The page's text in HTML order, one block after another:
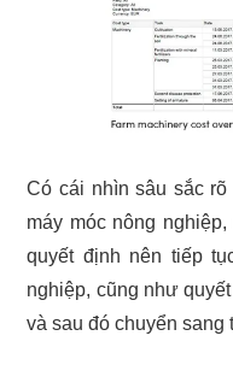
Có cái nhìn sâu sắc
máy móc nông
quyết định nên tiếp
nghiệp, cũng như
và sau đó chuyển sang